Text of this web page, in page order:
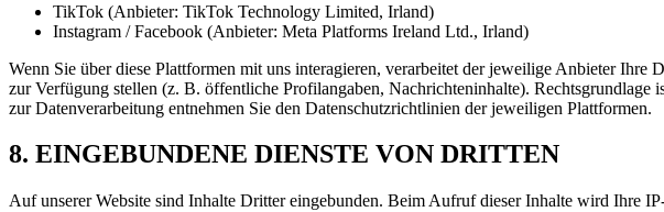
TikTok (Anbieter: TikTok Technology Limited, Irland)
Instagram / Facebook (Anbieter: Meta Platforms Ireland Ltd., Irland)
Wenn Sie über diese Plattformen mit uns interagieren, verarbeitet der jeweilige Anbieter
zur Verfügung stellen (z. B. öffentliche Profilangaben, Nachrichteninhalte).
zur Datenverarbeitung entnehmen Sie den Datenschutzrichtlinien der jeweiligen Plattformen.
8. EINGEBUNDENE DIENSTE VON DRITTEN
Auf unserer Website sind Inhalte Dritter eingebunden. Beim Aufruf dieser Inhalte wird Ihre